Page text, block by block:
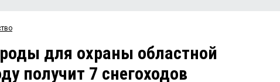
для охраны областной
получит 7 снегоходов